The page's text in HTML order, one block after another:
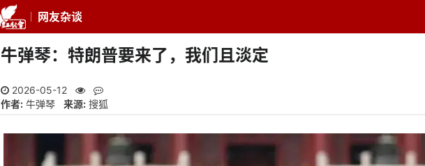
网友杂谈
推荐 最新 专题中心 学者专栏 排行榜
牛弹琴：特朗普要来了，我们且淡定
2026-05-12
作者: 牛弹琴 来源: 搜狐